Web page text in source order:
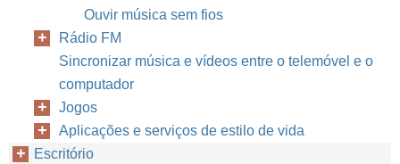
Ouvir música sem fios
Rádio FM
Sincronizar música e vídeos entre o telemóvel e o
computador
Jogos
Aplicações e serviços de estilo de vida
Escritório